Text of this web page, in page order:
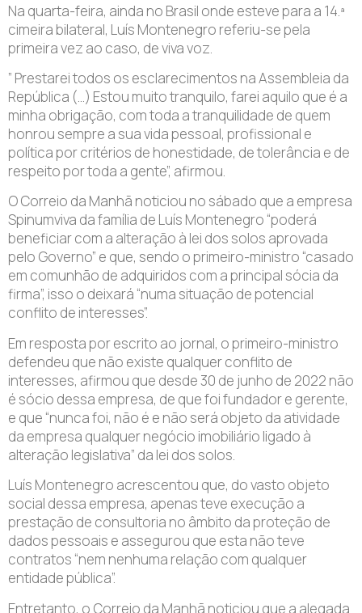
Na quarta-feira, ainda no Brasil onde esteve para a 14.ª
cimeira bilateral, Luís Montenegro referiu-se pela
primeira vez ao caso, de viva voz.
” Prestarei todos os esclarecimentos na Assembleia da
República (…) Estou muito tranquilo, farei aquilo que é a
minha obrigação, com toda a tranquilidade de quem
honrou sempre a sua vida pessoal, profissional e
política por critérios de honestidade, de tolerância e de
respeito por toda a gente”, afirmou.
O Correio da Manhã noticiou no sábado que a empresa
Spinumviva da família de Luís Montenegro “poderá
beneficiar com a alteração à lei dos solos aprovada
pelo Governo” e que, sendo o primeiro-ministro “casado
em comunhão de adquiridos com a principal sócia da
firma”, isso o deixará “numa situação de potencial
conflito de interesses”.
Em resposta por escrito ao jornal, o primeiro-ministro
defendeu que não existe qualquer conflito de
interesses, afirmou que desde 30 de junho de 2022 não
é sócio dessa empresa, de que foi fundador e gerente,
e que “nunca foi, não é e não será objeto da atividade
da empresa qualquer negócio imobiliário ligado à
alteração legislativa” da lei dos solos.
Luís Montenegro acrescentou que, do vasto objeto
social dessa empresa, apenas teve execução a
prestação de consultoria no âmbito da proteção de
dados pessoais e assegurou que esta não teve
contratos “nem nenhuma relação com qualquer
entidade pública”.
Entretanto, o Correio da Manhã noticiou que a alegada